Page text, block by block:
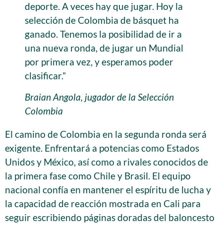
deporte. A veces hay que jugar. Hoy la
selección de Colombia de básquet ha
ganado. Tenemos la posibilidad de ir a
una nueva ronda, de jugar un Mundial
por primera vez, y esperamos poder
clasificar.”
Braian Angola, jugador de la Selección
Colombia
El camino de Colombia en la segunda ronda será
exigente. Enfrentará a potencias como Estados
Unidos y México, así como a rivales conocidos de
la primera fase como Chile y Brasil. El equipo
nacional confía en mantener el espíritu de lucha y
la capacidad de reacción mostrada en Cali para
seguir escribiendo páginas doradas del baloncesto